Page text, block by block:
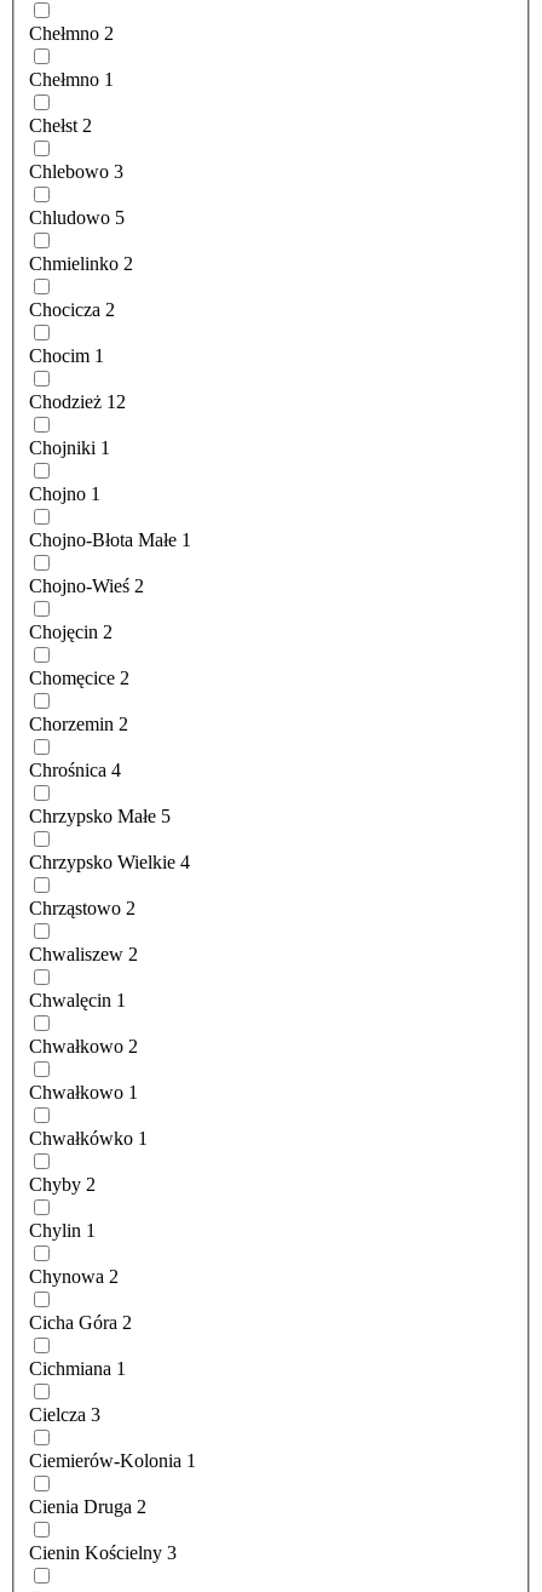
Chełmno 2
Chełmno 1
Chełst 2
Chlebowo 3
Chludowo 5
Chmielinko 2
Chocicza 2
Chocim 1
Chodzież 12
Chojniki 1
Chojno 1
Chojno-Błota Małe 1
Chojno-Wieś 2
Chojęcin 2
Chomęcice 2
Chorzemin 2
Chrośnica 4
Chrzypsko Małe 5
Chrzypsko Wielkie 4
Chrząstowo 2
Chwaliszew 2
Chwalęcin 1
Chwałkowo 2
Chwałkowo 1
Chwałkówko 1
Chyby 2
Chylin 1
Chynowa 2
Cicha Góra 2
Cichmiana 1
Cielcza 3
Ciemierów-Kolonia 1
Cienia Druga 2
Cienin Kościelny 3